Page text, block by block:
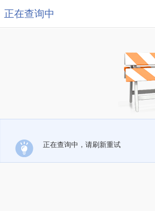
正在查询中
正在查询中，请刷新重试